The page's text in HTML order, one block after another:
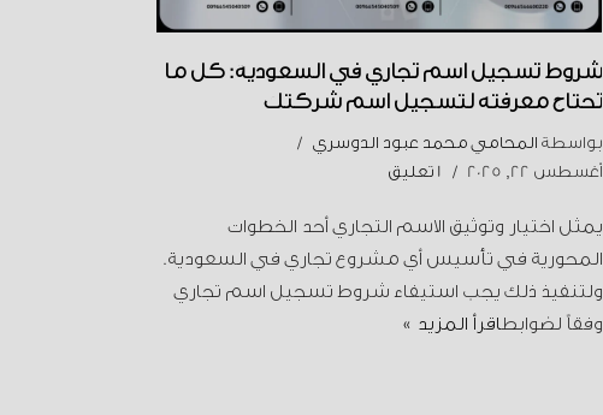
شروط تسجيل اسم تجاري في السعودية: كل ما
تحتاج معرفته لتسجيل اسم شركتك
بواسطة المحامي محمد عبود الدوسري
أغسطس 22, 2025
1 تعليق
يمثل اختيار وتوثيق الاسم التجاري أحد الخطوات
المحورية في تأسيس أي مشروع تجاري في السعودية.
ولتنفيذ ذلك يجب استيفاء شروط تسجيل اسم تجاري
وفقاً لضوابطاقرأ المزيد »